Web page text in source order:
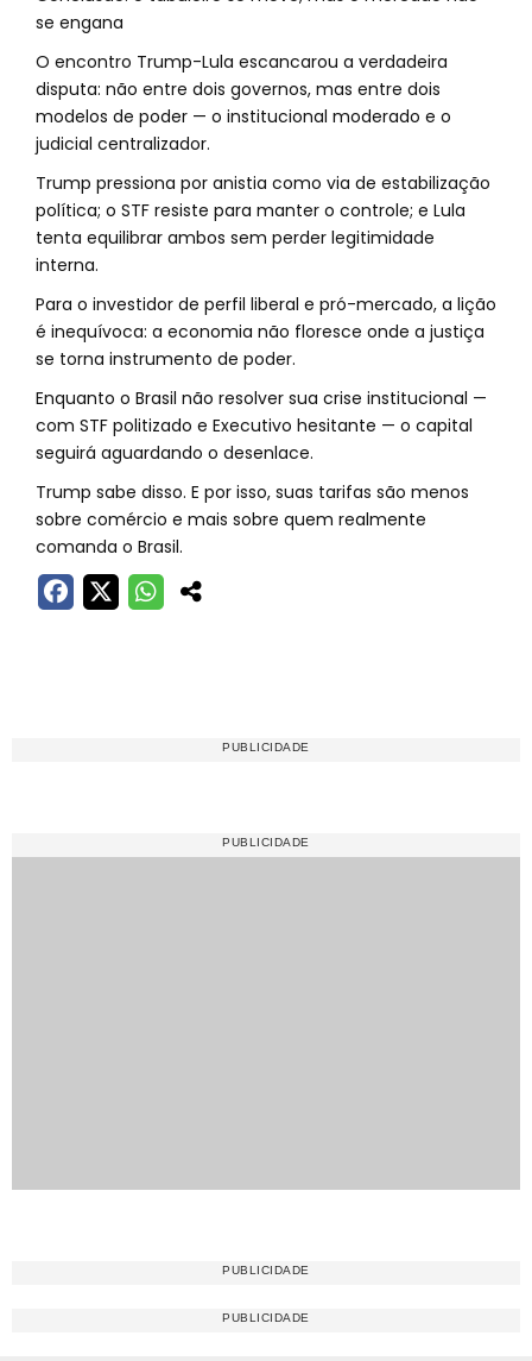
se engana
O encontro Trump-Lula escancarou a verdadeira
disputa: não entre dois governos, mas entre dois
modelos de poder — o institucional moderado e o
judicial centralizador.
Trump pressiona por anistia como via de estabilização
política; o STF resiste para manter o controle; e Lula
tenta equilibrar ambos sem perder legitimidade
interna.
Para o investidor de perfil liberal e pró-mercado, a lição
é inequívoca: a economia não floresce onde a justiça
se torna instrumento de poder.
Enquanto o Brasil não resolver sua crise institucional —
com STF politizado e Executivo hesitante — o capital
seguirá aguardando o desenlace.
Trump sabe disso. E por isso, suas tarifas são menos
sobre comércio e mais sobre quem realmente
comanda o Brasil.